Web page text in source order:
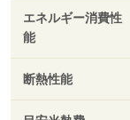
ォークインクロ
／ネット使用料
き場／築５年以
干機／ＢＳ／保
エネルギー消費性
能
断熱性能